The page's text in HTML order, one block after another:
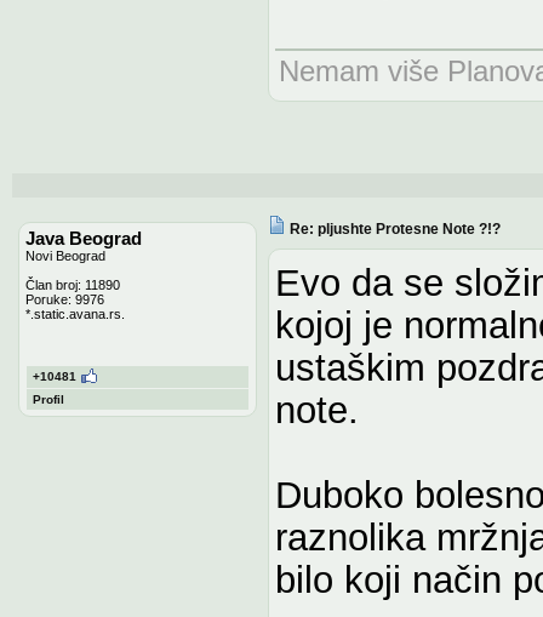
Nemam više
Java Beograd
Novi Beograd
Član broj: 11890
Poruke: 9976
*.static.avana.rs.
+10481
Profil
Re: pljushte Protesne Note ?!?
Evo da se
kojoj je
ustaškim
note.
Duboko
raznolika
bilo koji način